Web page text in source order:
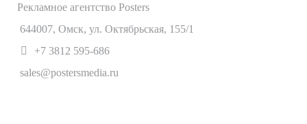
Рекламное агентство Posters
644007, Омск, ул. Октябрьская, 155/1
+7 3812 595-686
sales@postersmedia.ru